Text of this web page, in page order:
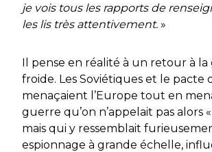
je vois tous les rapports de
les lis très attentivement. »
Il pense en réalité à un retour à
froide. Les Soviétiques et le pacte
menaçaient l’Europe tout en
guerre qu’on n’appelait pas alors
mais qui y ressemblait
espionnage à grande échelle,